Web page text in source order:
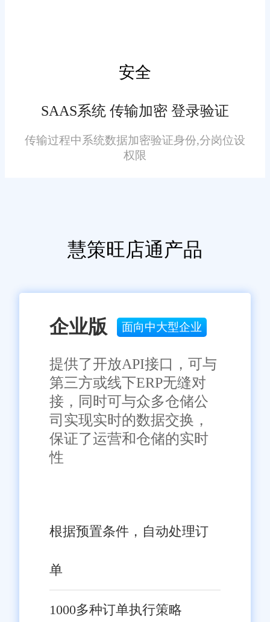
性，使得旺店通ERP打单系统能
够更好地满足河南昌电商企业的
多样化需求。
综上所述，旺店通ERP打单
操作、稳定可靠的性能以及良好
的用户评价和市场认可度，在河
南昌ERP打单系统领域脱颖而
存管理的智能化和精细化，为企
有力保障。
免责声明：本网站尽可能确保发布信息的准确性与可靠性，但不能
嫌侵犯知识产权时，请及时与我们联系，并提供身份证明、权属证
明及详细不实或侵权情况证明，我们将尽快处理。
安全
SAAS系统 传输加密 登录验证
传输过程中系统数据加密验证身份,分岗位设
权限
慧策旺店通产品
企业版 面向中大型企业
提供了开放API接口，可与
第三方或线下ERP无缝对
接，同时可与众多仓储公
司实现实时的数据交换，
保证了运营和仓储的实时
性
根据预置条件，自动处理订
单
1000多种订单执行策略